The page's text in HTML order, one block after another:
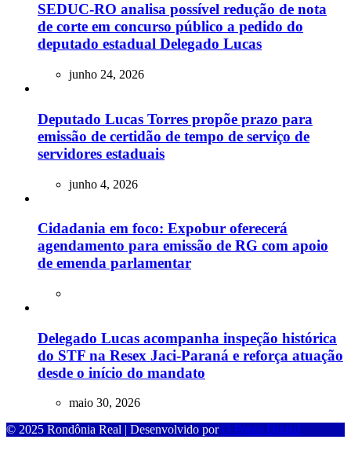
SEDUC-RO analisa possível redução de nota
de corte em concurso público a pedido do
deputado estadual Delegado Lucas
junho 24, 2026
Deputado Lucas Torres propõe prazo para
emissão de certidão de tempo de serviço de
servidores estaduais
junho 4, 2026
Cidadania em foco: Expobur oferecerá
agendamento para emissão de RG com apoio
de emenda parlamentar
Delegado Lucas acompanha inspeção histórica
do STF na Resex Jaci-Paraná e reforça atuação
desde o início do mandato
maio 30, 2026
© 2025 Rondônia Real | Desenvolvido por O Ponto Digital